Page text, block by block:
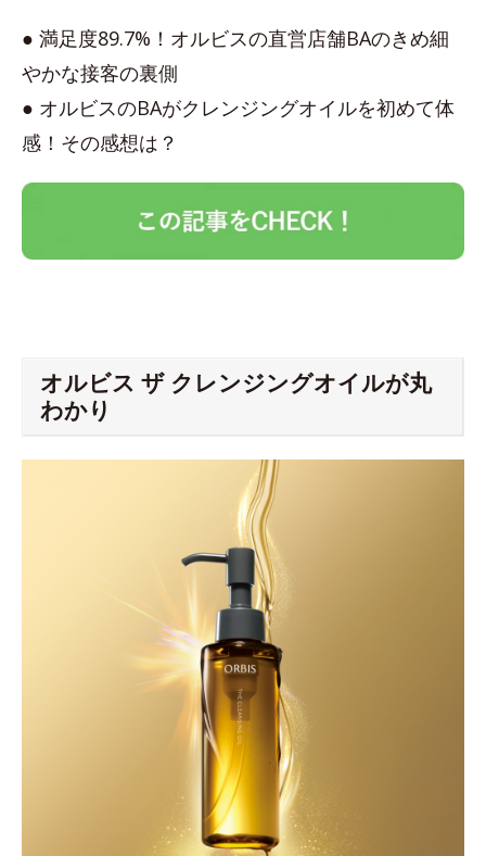
● 満足度89.7%！オルビスの直営店舗BAのきめ細
やかな接客の裏側
● オルビスのBAがクレンジングオイルを初めて体
感！その感想は？
オルビス ザ クレンジングオイルが丸
わかり